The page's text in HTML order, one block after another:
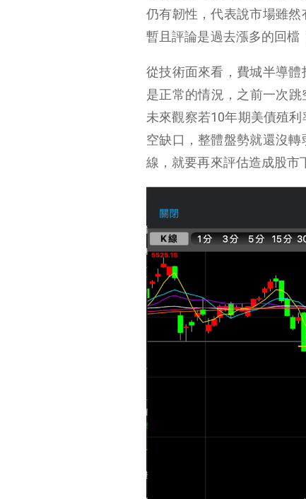
仍有韌性，代表說市場雖
暫且評論是過去漲多的回檔
從技術面來看，費城半導
是正常的情況，之前一次
未來觀察若10年期美債殖
空缺口，整體盤勢就還沒
線，就要再來評估造成股市